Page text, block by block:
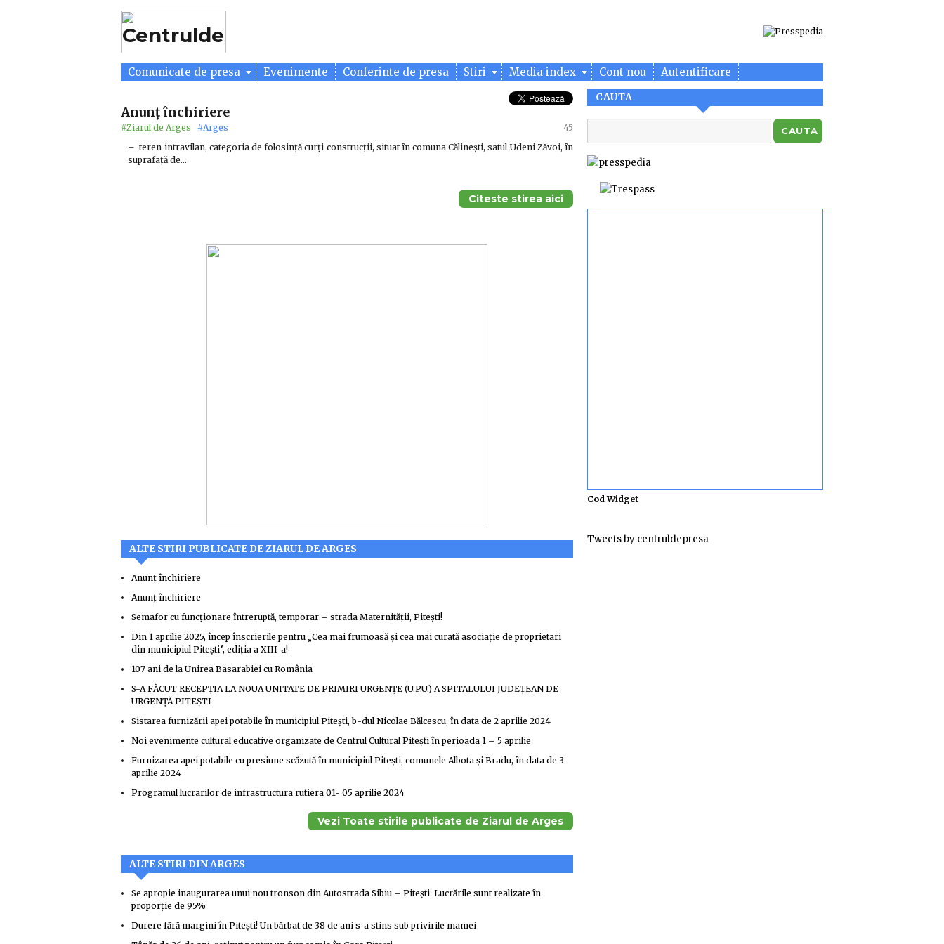
Comunicate de presa Evenimente Conferinte de presa Stiri Media index Cont nou Autentificare
Anunț închiriere
#Ziarul de Arges #Arges
45
– teren intravilan, categoria de folosință curți construcții, situat în comuna Călinești, satul Udeni Zăvoi, în
suprafață de…
Citeste stirea aici
ALTE STIRI PUBLICATE DE ZIARUL DE ARGES
Anunț închiriere
Anunț închiriere
Semafor cu funcționare întreruptă, temporar – strada Maternității, Pitești!
Din 1 aprilie 2025, încep înscrierile pentru „Cea mai frumoasă și cea mai curată asociație de proprietari
din municipiul Pitești”, ediția a XIII-a!
107 ani de la Unirea Basarabiei cu România
S-A FĂCUT RECEPȚIA LA NOUA UNITATE DE PRIMIRI URGENŢE (U.P.U.) A SPITALULUI JUDEŢEAN DE
URGENȚĂ PITEȘTI
Sistarea furnizării apei potabile în municipiul Piteşti, b-dul Nicolae Bălcescu, în data de 2 aprilie 2024
Noi evenimente cultural educative organizate de Centrul Cultural Pitești în perioada 1 – 5 aprilie
Furnizarea apei potabile cu presiune scăzută în municipiul Piteşti, comunele Albota şi Bradu, în data de 3
aprilie 2024
Programul lucrarilor de infrastructura rutiera 01- 05 aprilie 2024
Vezi Toate stirile publicate de Ziarul de Arges
ALTE STIRI DIN ARGES
Se apropie inaugurarea unui nou tronson din Autostrada Sibiu – Pitești. Lucrările sunt realizate în
proporție de 95%
Durere fără margini în Pitești! Un bărbat de 38 de ani s-a stins sub privirile mamei
CAUTA
Cod Widget
Tweets by centruldepresa